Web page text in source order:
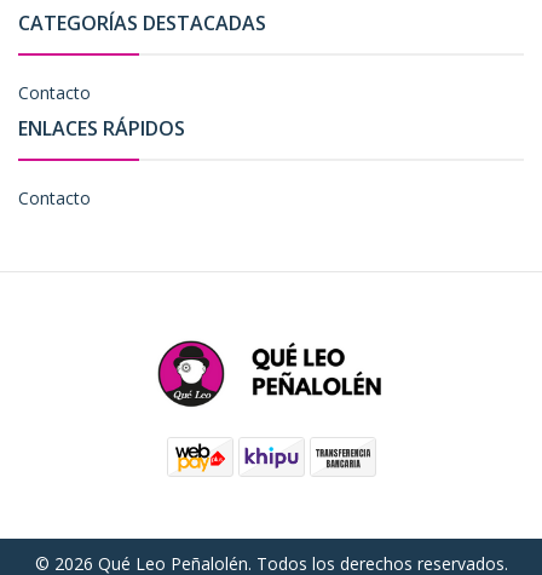
CATEGORÍAS DESTACADAS
Contacto
ENLACES RÁPIDOS
Contacto
© 2026 Qué Leo Peñalolén. Todos los derechos reservados.